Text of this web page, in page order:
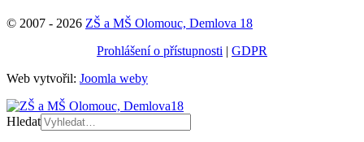
© 2007 - 2026 ZŠ a MŠ Olomouc, Demlova 18
Prohlášení o přístupnosti | GDPR
Web vytvořil: Joomla weby
Hledat